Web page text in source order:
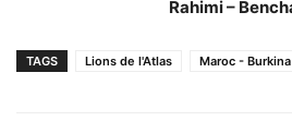
Rahimi –
TAGS Lions de l'Atlas Maroc -